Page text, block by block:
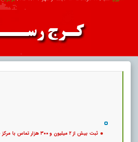
ثبت بیش از ۲ میلیون و ۳۰۰ هزار تماس با مرکز فوریت های پلیسی ۱۱۰ البرز